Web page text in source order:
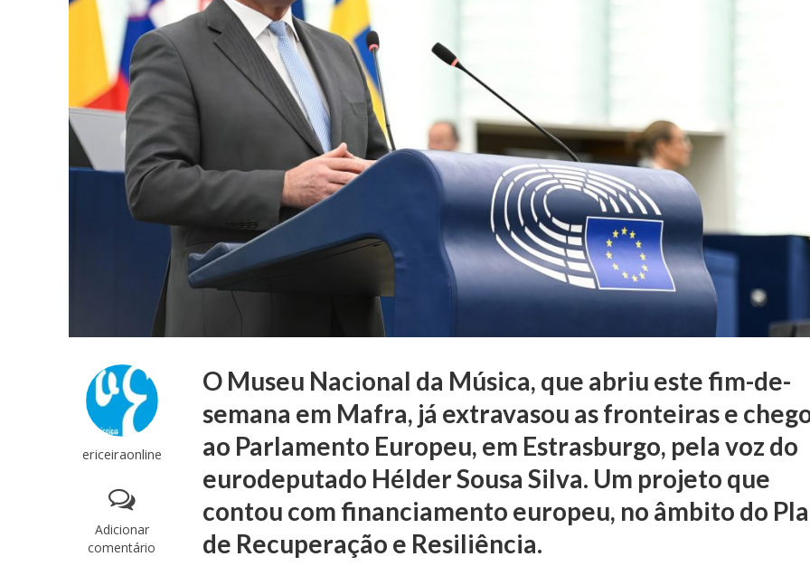
ericeiraonline
Adicionar
comentário
O Museu Nacional da Música, que abriu este fim-de-
semana em Mafra, já extravasou as fronteiras e
ao Parlamento Europeu, em Estrasburgo, pela voz do
eurodeputado Hélder Sousa Silva. Um projeto que
contou com financiamento europeu, no âmbito do
de Recuperação e Resiliência.